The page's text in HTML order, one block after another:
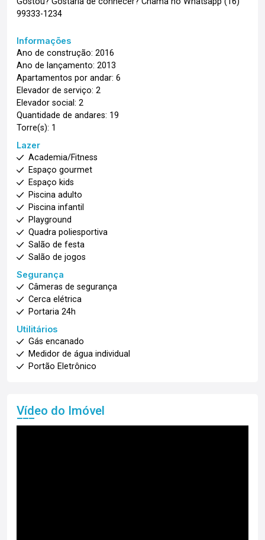
99333-1234
Informações
Ano de construção: 2016
Ano de lançamento: 2013
Apartamentos por andar: 6
Elevador de serviço: 2
Elevador social: 2
Quantidade de andares: 19
Torre(s): 1
Lazer
Academia/Fitness
Espaço gourmet
Espaço kids
Piscina adulto
Piscina infantil
Playground
Quadra poliesportiva
Salão de festa
Salão de jogos
Segurança
Câmeras de segurança
Cerca elétrica
Portaria 24h
Utilitários
Gás encanado
Medidor de água individual
Portão Eletrônico
Vídeo do Imóvel